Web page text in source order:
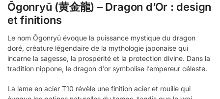
Ōgonryū (黄金龍) – Dragon d’Or : design
et finitions
Le nom Ōgonryū évoque la puissance mystique du dragon
doré, créature légendaire de la mythologie japonaise qui
incarne la sagesse, la prospérité et la protection divine. Dans la
tradition nippone, le dragon d’or symbolise l’empereur céleste.
La lame en acier T10 révèle une finition acier et rouille qui